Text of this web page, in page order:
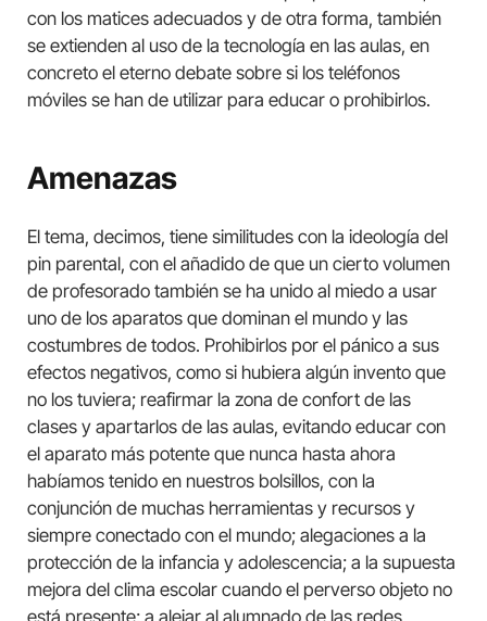
con los matices adecuados y de otra forma, también
se extienden al uso de la tecnología en las aulas, en
concreto el eterno debate sobre si los teléfonos
móviles se han de utilizar para educar o prohibirlos.
Amenazas
El tema, decimos, tiene similitudes con la ideología del
pin parental, con el añadido de que un cierto volumen
de profesorado también se ha unido al miedo a usar
uno de los aparatos que dominan el mundo y las
costumbres de todos. Prohibirlos por el pánico a sus
efectos negativos, como si hubiera algún invento que
no los tuviera; reafirmar la zona de confort de las
clases y apartarlos de las aulas, evitando educar con
el aparato más potente que nunca hasta ahora
habíamos tenido en nuestros bolsillos, con la
conjunción de muchas herramientas y recursos y
siempre conectado con el mundo; alegaciones a la
protección de la infancia y adolescencia; a la supuesta
mejora del clima escolar cuando el perverso objeto no